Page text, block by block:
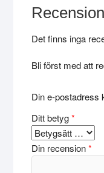
Det finns inga
Bli först med att
Din e-postadress
Ditt betyg*
Din recension*